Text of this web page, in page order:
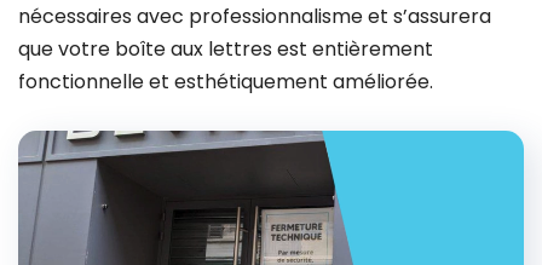
nécessaires avec professionnalisme et s’assurera
que votre boîte aux lettres est entièrement
fonctionnelle et esthétiquement améliorée.